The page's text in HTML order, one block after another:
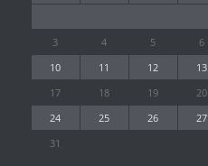
3
4 5 6
10
11 12 13
17
18 19 20
24
25 26 27
31